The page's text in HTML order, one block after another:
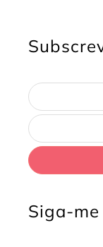
Siga-